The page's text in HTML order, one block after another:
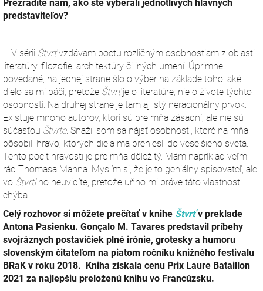
Prezradíte nám, ako ste vyberali jednotlivých hlavných
predstaviteľov?
– V sérii Štvrťvzdávam poctu rozličným osobnostiam z oblasti
literatú­ry, filozofie, architektúry či iných umení. Úprimne
povedané, na jednej strane šlo o výber na základe toho, aké
dielo sa mi páči, pretože Štvrťje o literatúre, nie o živote týchto
osobností. Na druhej strane je tam aj istý neracionálny prvok.
Existuje mnoho autorov, ktorí sú pre mňa zásadní, ale nie sú
súčasťou Štvrte. Snažil som sa nájsť osobnosti, ktoré na mňa
pôsobili hravo, ktorých diela ma preniesli do veselšieho sveta.
Tento pocit hravosti je pre mňa dôležitý. Mám napríklad veľmi
rád Thomasa Manna. Myslím si, že je to geniálny spisovateľ, ale
vo Štvrtiho neuvidíte, pretože uňho mi práve táto vlastnosť
chýba.
Celý rozhovor si môžete prečítať v knihe Štvrť v preklade
Antona Pasienku. Gonçalo M. Tavares predstavil príbehy
svojráznych postavičiek plné irónie, grotesky a humoru
slovenským čitateľom na piatom ročníku knižného festivalu
BRaK v roku 2018. Kniha získala cenu Prix Laure Bataillon
2021 za najlepšiu preloženú knihu vo Francúzsku.